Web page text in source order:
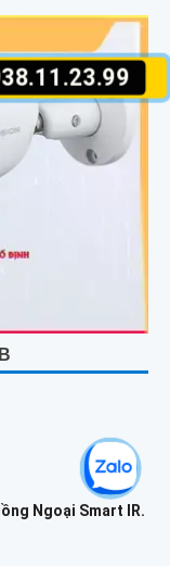
Ngoại Smart IR.